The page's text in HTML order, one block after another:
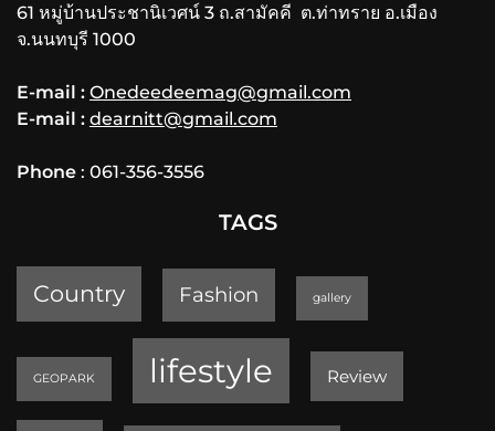
61 หมู่บ้านประชานิเวศน์ 3 ถ.สามัคคี ต.ท่าทราย อ.เมือง
จ.นนทบุรี 1000
E-mail : Onedeedeemag@gmail.com
E-mail : dearnitt@gmail.com
Phone : 061-356-3556
TAGS
Country Fashion gallery
GEOPARK lifestyle Review